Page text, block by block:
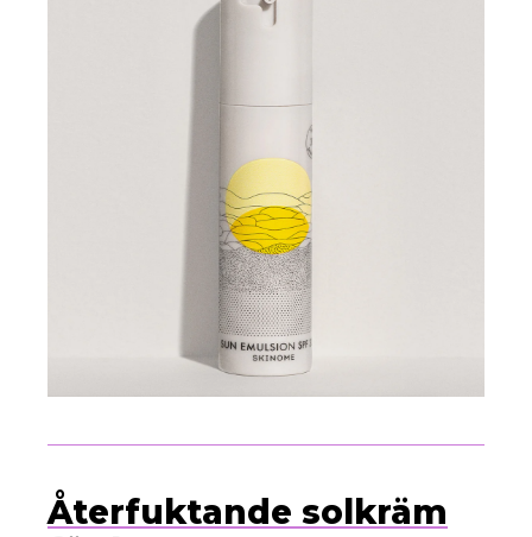
Återfuktande solkräm